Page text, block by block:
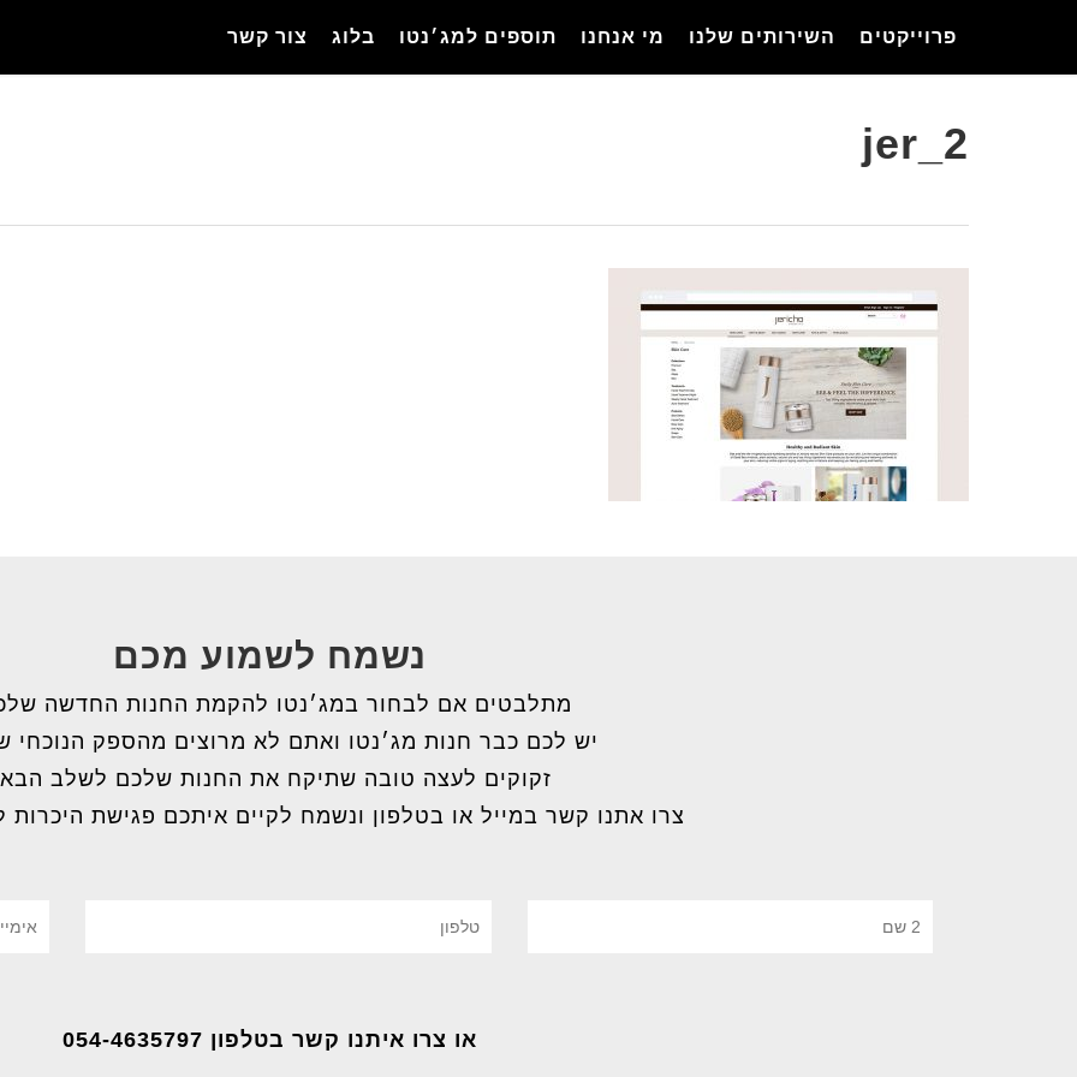
main
פרוייקטים השירותים שלנו מי אנחנו תוספים למג׳נטו בלוג צור קשר
jer_2
נשמח לשמוע מכם
מתלבטים אם לבחור במג׳נטו להקמת החנות החדשה
יש לכם כבר חנות מג׳נטו ואתם לא מרוצים מהספק הנוכחי
זקוקים לעצה טובה שתיקח את החנות שלכם לשלב
צרו אתנו קשר במייל או בטלפון ונשמח לקיים איתכם פגישת היכרות
או צרו איתנו קשר בטלפון 054-4635797